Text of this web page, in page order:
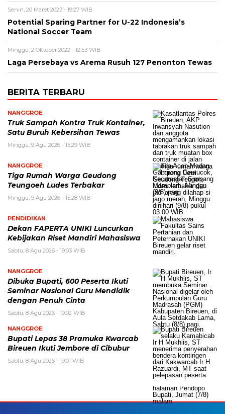
Senin, 20 Maret 2023 - 19:27 WIB
Potential Sparing Partner for U-22 Indonesia’s
National Soccer Team
Minggu, 2 Oktober 2022 - 12:53 WIB
Laga Persebaya vs Arema Rusuh 127 Penonton Tewas
BERITA TERBARU
NANGGROE
Truk Sampah Kontra Truk Kontainer,
Satu Buruh Kebersihan Tewas
Minggu, 9 Agu 2026 - 15:29 WIB
NANGGROE
Tiga Rumah Warga Geudong
Teungoeh Ludes Terbakar
Minggu, 9 Agu 2026 - 15:28 WIB
PENDIDIKAN
Dekan FAPERTA UNIKI Luncurkan
Kebijakan Riset Mandiri Mahasiswa
Sabtu, 8 Agu 2026 - 19:03 WIB
NANGGROE
Dibuka Bupati, 600 Peserta Ikuti
Seminar Nasional Guru Mendidik
dengan Penuh Cinta
Sabtu, 8 Agu 2026 - 19:02 WIB
NANGGROE
Bupati Lepas 38 Pramuka Kwarcab
Bireuen Ikuti Jembore di Cibubur
Sabtu, 8 Agu 2026 - 19:01 WIB